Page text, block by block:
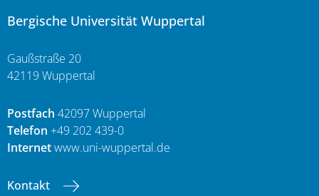
Bergische Universität Wuppertal
Gaußstraße 20
42119 Wuppertal
Postfach 42097 Wuppertal
Telefon +49 202 439-0
Internetwww.uni-wuppertal.de
Kontakt